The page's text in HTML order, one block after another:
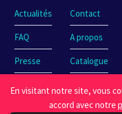
En visitant notre site, vous
accord avec notre
Actualités
FAQ
Presse
Contact
A propos
Catalogue